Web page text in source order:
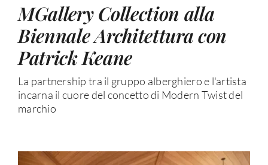
MGallery Collection alla
Biennale Architettura con
Patrick Keane
La partnership tra il gruppo alberghiero e l'artista
incarna il cuore del concetto di Modern Twist del
marchio